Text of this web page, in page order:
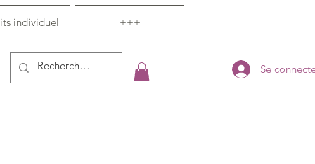
individuel +++
Se